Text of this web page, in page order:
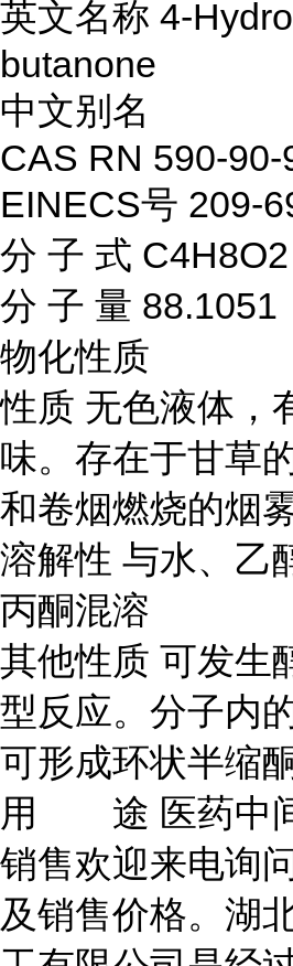
英文名称 4-
butanone
中文别名
CAS RN 590-90-
EINECS号 209-
分 子 式 C4H8O2
分 子 量 88.1051
物化性质
性质 无色液体，
味。存在于甘草
和卷烟燃烧的烟
溶解性 与水、乙
丙酮混溶
其他性质 可发生
型反应。分子内
可形成环状半缩
用 途 医药中
销售欢迎来电询
及销售价格。湖